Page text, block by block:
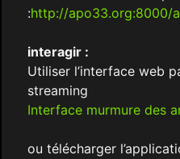
:http://apo33.org:8000/
interagir :
Utiliser l’interface web
streaming
Interface murmure des
ou télécharger